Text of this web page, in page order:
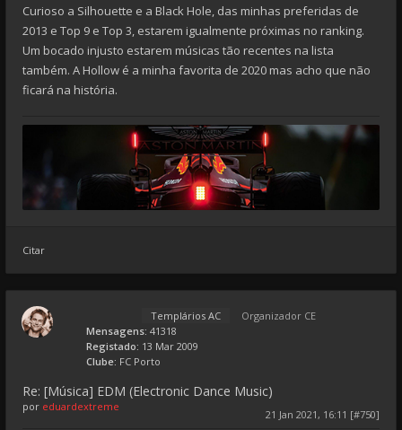
Curioso a Silhouette e a Black Hole, das minhas preferidas de
2013 e Top 9 e Top 3, estarem igualmente próximas no ranking.
Um bocado injusto estarem músicas tão recentes na lista
também. A Hollow é a minha favorita de 2020 mas acho que não
ficará na história.
Citar
Templários AC
Organizador CE
Mensagens: 41318
Registado: 13 Mar 2009
Clube: FC Porto
Re: [Música] EDM (Electronic Dance Music)
21 Jan 2021, 16:11 [#750]
por eduardextreme